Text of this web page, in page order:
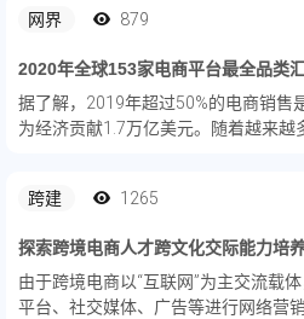
网界 879
2020年全球153家电商平台最全品类
据了解，2019年超过50%的电商销售
为经济贡献1.7万亿美元。随着越来越
跨建
1265
探索跨境电商人才跨文化交际能力培
由于跨境电商以“互联网”为主交流载
平台、社交媒体、广告等进行网络营